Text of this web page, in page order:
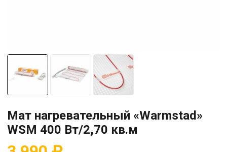
Мат нагревательный «Warmstad»
WSM 400 Вт/2,70 кв.м